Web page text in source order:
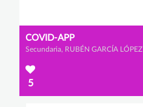
COVID-APP
Secundaria, RUBÉN GARCÍA LÓPEZ
5